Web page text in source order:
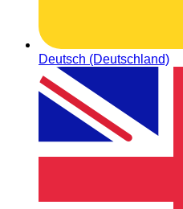
Deutsch (Deutschland)